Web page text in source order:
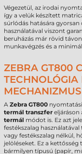
Végezetül, az irodai
így a velük készített
súrlódás hatására
használatával viszont
beruházás már rövid
munkavégzés és a
ZEBRA GT800
TECHNOLÓGIA
MECHANIZMUS
A Zebra GT800
termál transzfer eljáráson
termál módot is. Ez azt
festékszalag
vagy festékszalag nélkül,
jelöléseket. Ez a kettősség
bármilyen típusú (papír,